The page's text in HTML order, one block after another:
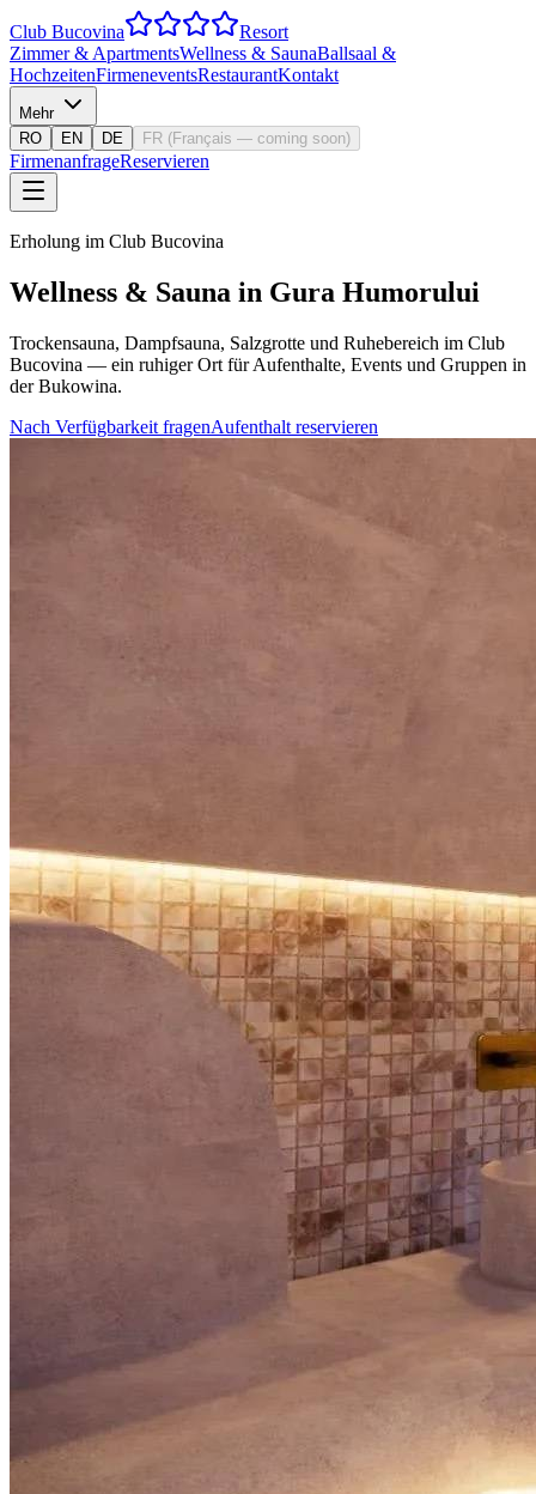
Club Bucovina
Resort
Zimmer & ApartmentsWellness & SaunaBallsaal &
HochzeitenFirmeneventsRestaurantKontakt
Mehr
RO
EN DE FR (Français — coming soon)
FirmenanfrageReservieren
Erholung im Club Bucovina
Wellness & Sauna in Gura Humorului
Trockensauna, Dampfsauna, Salzgrotte und Ruhebereich im Club
Bucovina — ein ruhiger Ort für Aufenthalte, Events und Gruppen in
der Bukowina.
Nach Verfügbarkeit fragenAufenthalt reservieren